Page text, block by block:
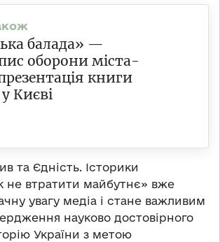
балада» —
оборони міста-
книги
Києві
та Єдність. Історики
не втратити майбутнє» вже
увагу медіа і стане важливим
науково достовірного
України з метою